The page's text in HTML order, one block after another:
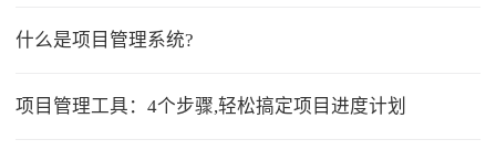
什么是项目管理系统?
项目管理工具：4个步骤,轻松搞定项目进度计划